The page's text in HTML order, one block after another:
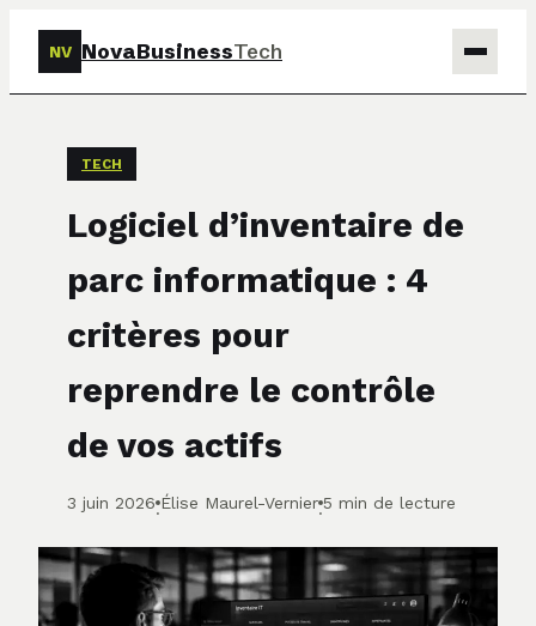
NV NovaBusinessTech
Marketing
TECH
Logiciel d’inventaire de
parc informatique : 4
critères pour
reprendre le contrôle
de vos actifs
3 juin 2026
·
Élise Maurel-Vernier
·
5 min de lecture